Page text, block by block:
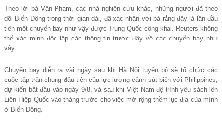
Theo lời bà Vân Phạm, các nhà nghiên cứu khác, những người đã theo
dõi Biển Đông trong thời gian dài, đã xác nhận với bà rằng đây là lần đầu
tiên một chuyến bay như vậy được Trung Quốc công khai. Reuters không
thể xác minh độc lập các thông tin trước đây về các chuyến bay như
vậy.
Chuyến bay diễn ra vài ngày sau khi Hà Nội tuyên bố sẽ tổ chức các
cuộc tập trận chung đầu tiên của lực lượng cảnh sát biển với Philippines,
dự kiến bắt đầu vào ngày 9/8, và sau khi Việt Nam đệ trình yêu sách lên
Liên Hiệp Quốc vào tháng trước cho việc mở rộng thềm lục địa của mình
ở Biển Đông.